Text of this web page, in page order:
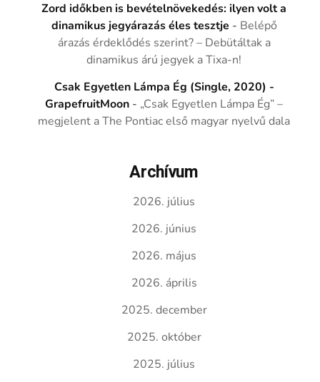
Zord időkben is bevételnövekedés: ilyen volt a
dinamikus jegyárazás éles tesztje - Belépő
árazás érdeklődés szerint? – Debütáltak a
dinamikus árú jegyek a Tixa-n!
Csak Egyetlen Lámpa Ég (Single, 2020) -
GrapefruitMoon - „Csak Egyetlen Lámpa Ég” –
megjelent a The Pontiac első magyar nyelvű dala
Archívum
2026. július
2026. június
2026. május
2026. április
2025. december
2025. október
2025. július